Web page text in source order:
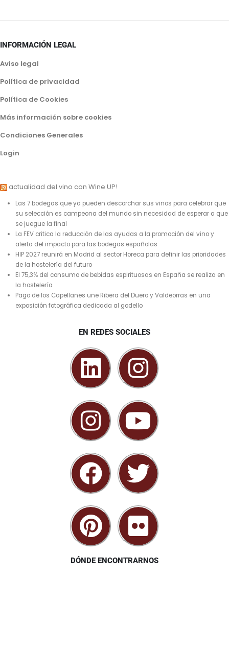
INFORMACIÓN LEGAL
Aviso legal
Política de privacidad
Política de Cookies
Más información sobre cookies
Condiciones Generales
Login
actualidad del vino con Wine UP!
Las 7 bodegas que ya pueden descorchar sus vinos para celebrar que
su selección es campeona del mundo sin necesidad de esperar a que
se juegue la final
La FEV critica la reducción de las ayudas a la promoción del vino y
alerta del impacto para las bodegas españolas
HIP 2027 reunirá en Madrid al sector Horeca para definir las prioridades
de la hostelería del futuro
El 75,3% del consumo de bebidas espirituosas en España se realiza en
la hostelería
Pago de los Capellanes une Ribera del Duero y Valdeorras en una
exposición fotográfica dedicada al godello
EN REDES SOCIALES
DÓNDE ENCONTRARNOS